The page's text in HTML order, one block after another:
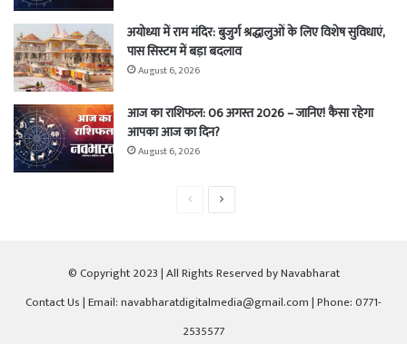
अयोध्या में राम मंदिर: बुजुर्ग श्रद्धालुओं के लिए विशेष सुविधाएं,
पास सिस्टम में बड़ा बदलाव
August 6, 2026
आज का राशिफल: 06 अगस्त 2026 – जानिए! कैसा रहेगा
आपका आज का दिन?
August 6, 2026
PreviousNext
© Copyright 2023 | All Rights Reserved by Navabharat
Contact Us| Email: navabharatdigitalmedia@gmail.com | Phone: 0771-
2535577